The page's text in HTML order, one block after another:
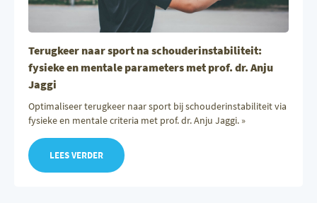
Terugkeer naar sport na schouderinstabiliteit:
fysieke en mentale parameters met prof. dr. Anju
Jaggi
Optimaliseer terugkeer naar sport bij schouderinstabiliteit via
fysieke en mentale criteria met prof. dr. Anju Jaggi. »
LEES VERDER